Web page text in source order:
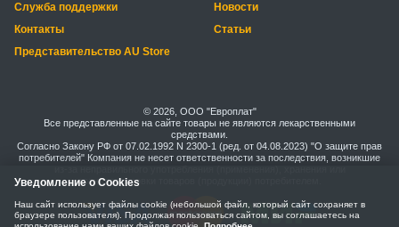
Служба поддержки
Новости
Контакты
Статьи
Представительство AU Store
© 2026, ООО "Европлат"
Все представленные на сайте товары не являются лекарственными
средствами.
Согласно Закону РФ от 07.02.1992 N 2300-1 (ред. от 04.08.2023) "О защите прав
потребителей" Компания не несет ответственности за последствия, возникшие
транспортировки товаров (продукции) потребителем.
Уведомление о Cookies
Наш сайт использует файлы cookie (небольшой файл, который сайт сохраняет в
браузере пользователя). Продолжая пользоваться сайтом, вы соглашаетесь на